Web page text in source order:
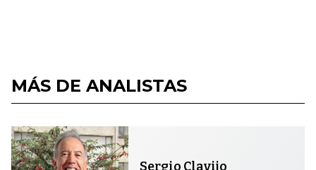
MÁS DE ANALISTAS
Sergio Clavijo